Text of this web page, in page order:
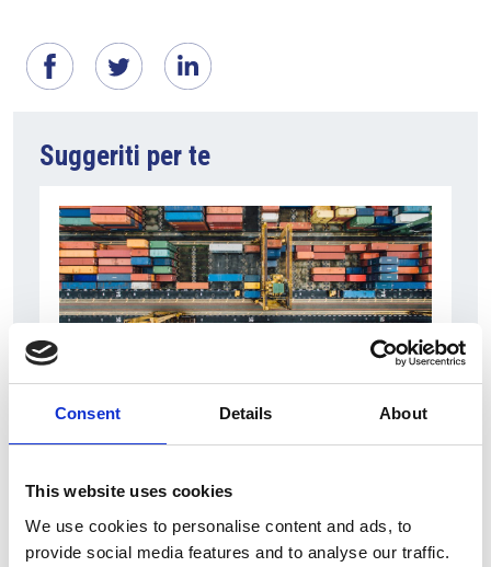
Consent Details About
This website uses cookies
We use cookies to personalise content and ads, to
provide social media features and to analyse our traffic.
Suggeriti per te
nel primo semestre i dieci miliardi di euro